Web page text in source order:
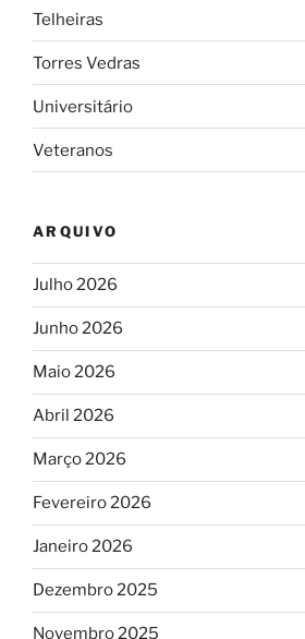
Telheiras
Torres Vedras
Universitário
Veteranos
ARQUIVO
Julho 2026
Junho 2026
Maio 2026
Abril 2026
Março 2026
Fevereiro 2026
Janeiro 2026
Dezembro 2025
Novembro 2025